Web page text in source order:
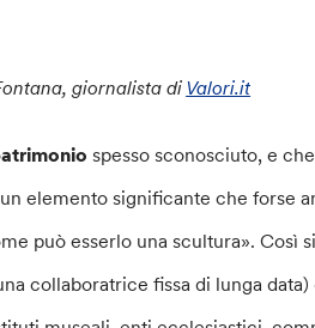
giornalista di Valori.it
spesso sconosciuto, e
elemento significante che forse
può esserlo una scultura». Così
collaboratrice fissa di lunga data)